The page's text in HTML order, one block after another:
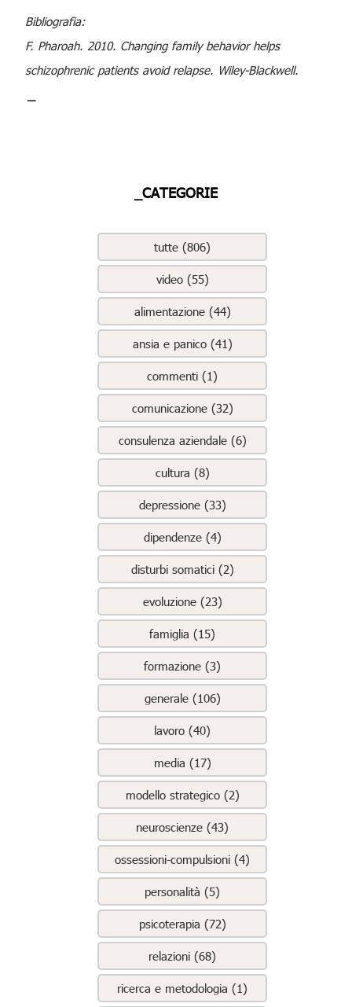
Bibliografia:
F. Pharoah. 2010. Changing family behavior helps
schizophrenic patients avoid relapse. Wiley-Blackwell.
_CATEGORIE
tutte (806)
video (55)
alimentazione (44)
ansia e panico (41)
commenti (1)
comunicazione (32)
consulenza aziendale (6)
cultura (8)
depressione (33)
dipendenze (4)
disturbi somatici (2)
evoluzione (23)
famiglia (15)
formazione (3)
generale (106)
lavoro (40)
media (17)
modello strategico (2)
neuroscienze (43)
ossessioni-compulsioni (4)
personalità (5)
psicoterapia (72)
relazioni (68)
ricerca e metodologia (1)